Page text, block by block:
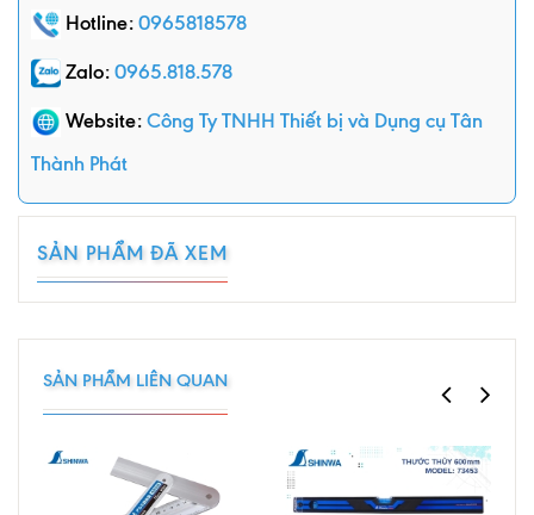
Hotline: 0965818578
Zalo: 0965.818.578
Website: Công Ty TNHH Thiết bị và Dụng cụ Tân
Thành Phát
SẢN PHẨM ĐÃ XEM
SẢN PHẨM LIÊN QUAN